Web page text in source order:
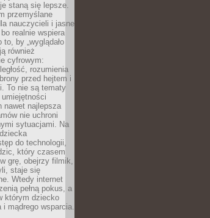
staną się lepsze.
przemyślane
nauczycieli i jasne
realnie wspiera
by „wyglądało
również
cyfrowym:
rozumienia
przed hejtem i
To nie są tematy
umiejętności
nawet najlepsza
nie uchroni
sytuacjami. Na
do technologii,
który czasem
grę, obejrzy filmik,
staje się
Wtedy internet
pełną pokus, a
którym dziecko
mądrego wsparcia.